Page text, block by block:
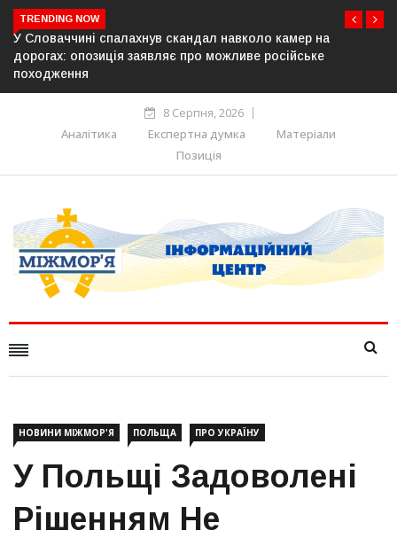
TRENDING NOW
на
У Молдові готують план дій на випадок
постачання газу до Придністров’я
8 Серпня, 2026
Аналітика
Експертна думка
Матеріали
Позиція
НОВИНИ МІЖМОР'Я ПОЛЬЩА ПРО УКРАЇНУ
У Польщі Задоволені
Рішенням Не